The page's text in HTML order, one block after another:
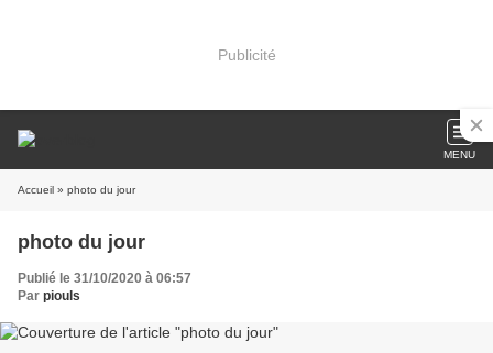
Publicité
MENU
Accueil » photo du jour
photo du jour
Publié le 31/10/2020 à 06:57
Par piouls